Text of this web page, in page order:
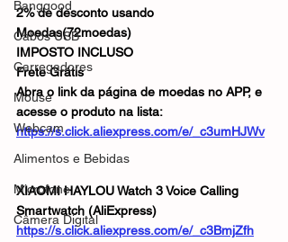
Banggood
Cabos USB
Carregadores
Mouse
Webcam
Alimentos e Bebidas
Microfone
Câmera Digital
2% de desconto usando
Moedas(72moedas)
IMPOSTO INCLUSO
Frete Grátis
Abra o link da página de moedas no APP, e
acesse o produto na lista:
https://s.click.aliexpress.com/e/_c3umHJWv
XIAOMI HAYLOU Watch 3 Voice Calling
Smartwatch (AliExpress)
https://s.click.aliexpress.com/e/_c3BmjZfh